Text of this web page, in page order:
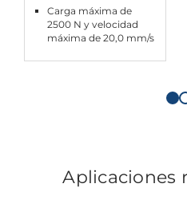
Carga máxima de
2500 N y velocidad
máxima de 20,0 mm/s
Aplicaciones